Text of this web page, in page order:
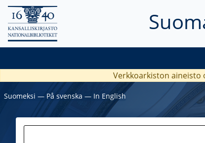
Verkkoarkiston aineisto
Suomeksi ― På svenska ― In English